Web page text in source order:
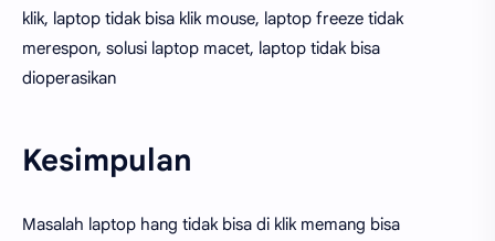
klik, laptop tidak bisa klik mouse, laptop freeze tidak
merespon, solusi laptop macet, laptop tidak bisa
dioperasikan
Kesimpulan
Masalah laptop hang tidak bisa di klik memang bisa